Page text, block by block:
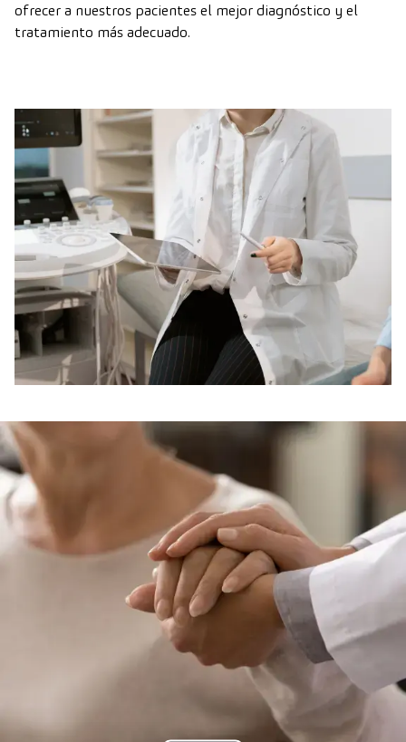
ofrecer a nuestros pacientes el mejor diagnóstico y el
tratamiento más adecuado.